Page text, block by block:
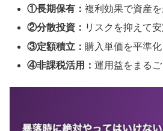
①長期保有：複利効果で資産
②分散投資： リスクを抑えて
③定額積立： 購入単価を平準化
④非課税活用：運用益をまる